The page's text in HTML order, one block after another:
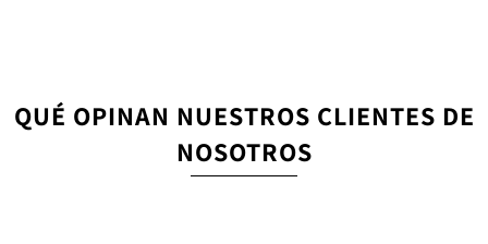
QUÉ OPINAN NUESTROS CLIENTES DE
NOSOTROS